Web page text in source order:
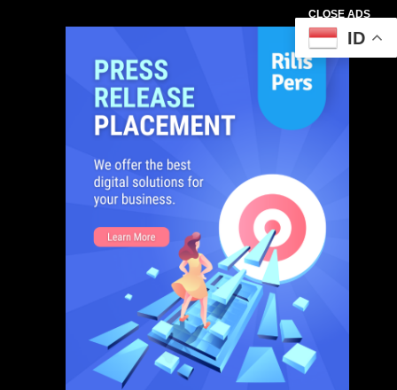
CLOSE ADS
ID